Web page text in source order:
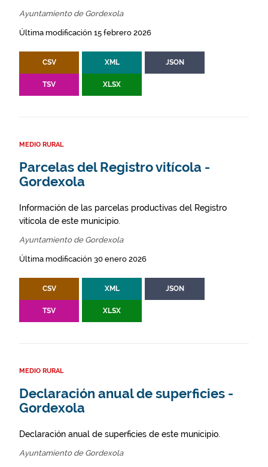
Ayuntamiento de Gordexola
Última modificación 15 febrero 2026
CSV XML JSON
TSV XLSX
MEDIO RURAL
Parcelas del Registro vitícola -
Gordexola
Información de las parcelas productivas del Registro
vitícola de este municipio.
Ayuntamiento de Gordexola
Última modificación 30 enero 2026
CSV XML JSON
TSV XLSX
MEDIO RURAL
Declaración anual de superficies -
Gordexola
Declaración anual de superficies de este municipio.
Ayuntamiento de Gordexola